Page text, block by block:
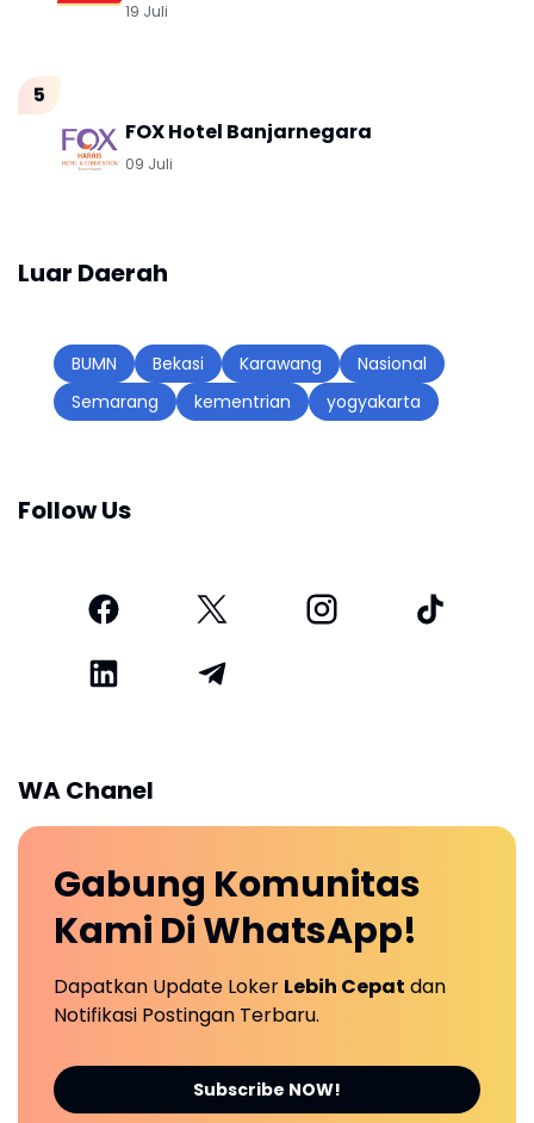
19 Juli
FOX Hotel Banjarnegara
09 Juli
Luar Daerah
BUMN Bekasi Karawang
Nasional
Semarang
kementrian yogyakarta
Follow Us
WA Chanel
Gabung Komunitas
Kami DiWhatsApp!
Dapatkan Update Loker Lebih Cepat dan
Notifikasi Postingan Terbaru.
Subscribe NOW!